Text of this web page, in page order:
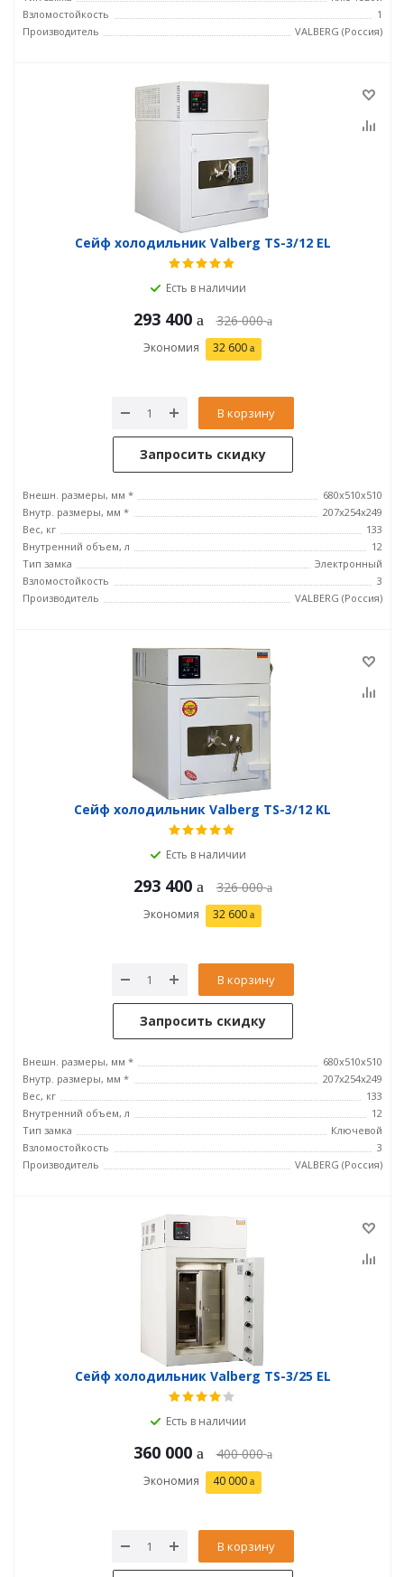
Взломостойкость
1
Производитель
VALBERG (Россия)
Сейф холодильник Valberg TS-3/12 EL
Есть в наличии
293 400 326 000
Экономия 32 600
В корзину
Запросить скидку
Внешн. размеры, мм *
680x510x510
Внутр. размеры, мм *
207x254x249
Вес, кг
133
Внутренний объем, л
12
Тип замка
Электронный
Взломостойкость
3
Производитель
VALBERG (Россия)
Сейф холодильник Valberg TS-3/12 KL
Есть в наличии
293 400 326 000
Экономия 32 600
В корзину
Запросить скидку
Внешн. размеры, мм *
680x510x510
Внутр. размеры, мм *
207x254x249
Вес, кг
133
Внутренний объем, л
12
Тип замка
Ключевой
Взломостойкость
3
Производитель
VALBERG (Россия)
Сейф холодильник Valberg TS-3/25 EL
Есть в наличии
360 000 400 000
Экономия 40 000
В корзину